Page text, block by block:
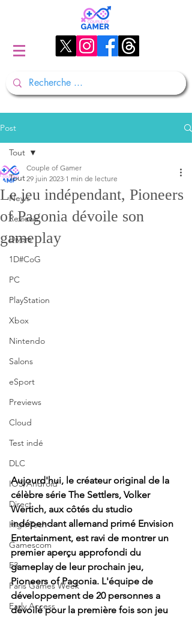
Post
Tout
News
Reviews
Divers
1D#CoG
PC
PlayStation
Xbox
Nintendo
Salons
eSport
Previews
Cloud
Test indé
DLC
IOS/Android
Direct
High Tech
Gamescom
E3
Paris Games Week
Early Access
Tout
Le jeu indépendant, Pioneers
of Pagonia dévoile son
gameplay
Couple of Gamer
29 juin 2023 1 min de lecture
Aujourd'hui, le créateur original de la
célèbre série The Settlers, Volker
Wertich, aux côtés du studio
indépendant allemand primé Envision
Entertainment, est ravi de montrer un
premier aperçu approfondi du
gameplay de leur prochain jeu,
Pioneers of Pagonia. L'équipe de
développement de 20 personnes a
dévoilé pour la première fois son jeu